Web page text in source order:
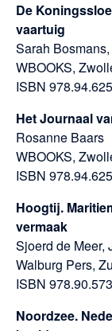
De
vaartuig
Sarah
WBOOKS,
ISBN
Het Journaal
Rosanne Baars
WBOOKS,
ISBN
Hoogtij.
vermaak
Sjoerd de Meer,
Walburg Pers,
ISBN
Noordzee.